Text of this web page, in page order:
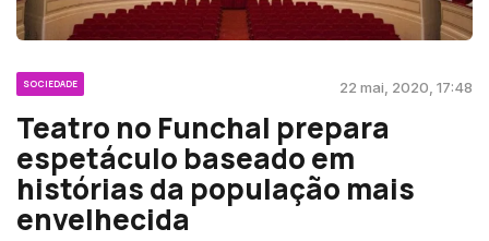
SOCIEDADE 22 mai, 2020, 17:48
Teatro no Funchal prepara
espetáculo baseado em
histórias da população mais
envelhecida